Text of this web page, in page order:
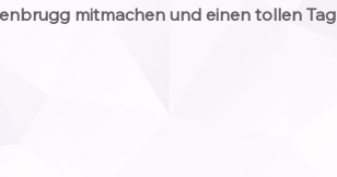
mitmachen und einen tollen Tag